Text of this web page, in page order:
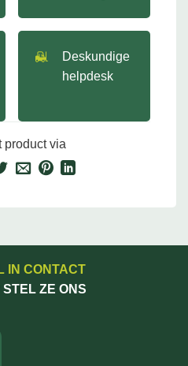
Deskundige
helpdesk
product via
IN CONTACT
ZE ONS